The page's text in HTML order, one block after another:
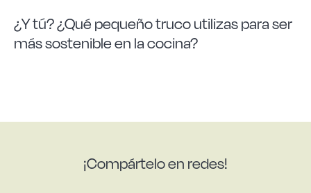
¿Y tú? ¿Qué pequeño truco utilizas para ser
más sostenible en la cocina?
¡Compártelo en redes!